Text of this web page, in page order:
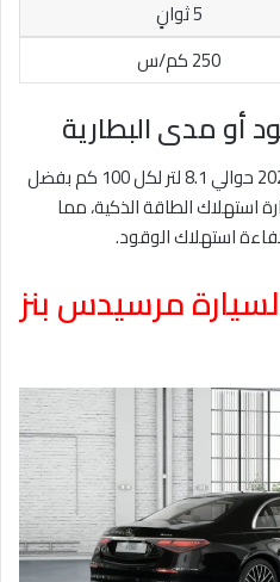
5 ثوانٍ
250 كم/س
أو مدى البطارية
تستهلك مرسيدس بنز الفئة إس 2026 حوالي 8.1 لتر لكل 100 كم بفضل
استهلاك الطاقة الذكية، مما
استهلاك الوقود.
مرسيدس بنز